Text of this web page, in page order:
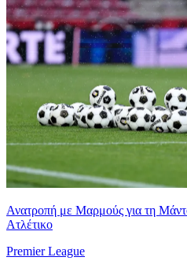
Ανατροπή με Μαρμούς για τη
Ατλέτικο
Premier League